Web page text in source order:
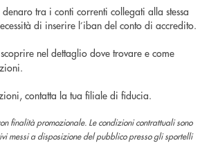
tra i conti correnti collegati alla stessa
di inserire l’iban del conto di accredito.
nel dettaglio dove trovare e come
contatta la tua filiale di fiducia.
finalità promozionale. Le condizioni contrattuali sono
messi a disposizione del pubblico presso gli sportelli